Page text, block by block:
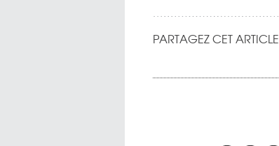
PARTAGEZ CET ARTICLE